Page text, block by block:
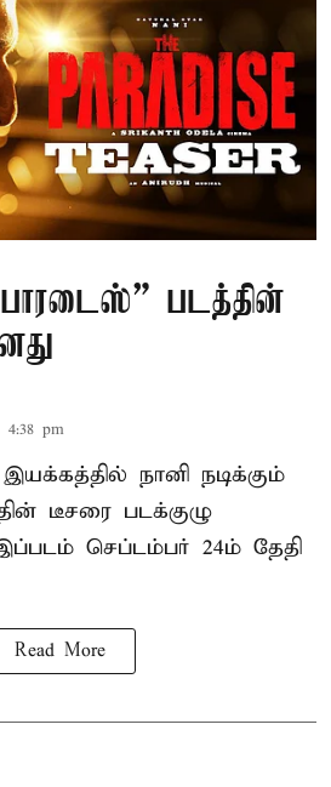
பாரடைஸ்” படத்தின்
4:38 pm
நானி நடிக்கும்
டீசரை படக்குழு
செப்டம்பர் 24ம் தேதி
Read More